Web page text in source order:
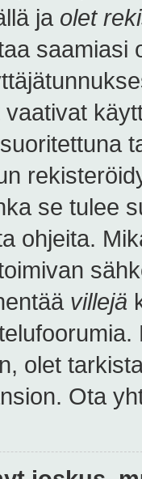
ja olet
saamiasi
se tulee
ohjeita.
villejä
olet
Ota